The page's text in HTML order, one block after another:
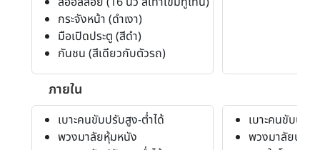
กระจังหน้า (ดำเงา)
มือเปิดประตู (สีดำ)
กันชน (สีเดียวกับตัวรถ)
ภายใน
เบาะคนขับปรับสูง-ต่ำได้
พวงมาลัยหุ้มหนัง
เบาะคนขับปรับ
พวงมาลัยปรับ